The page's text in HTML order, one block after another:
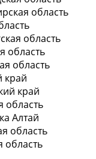
область
область
область
область
край
край
область
Алтай
область
область